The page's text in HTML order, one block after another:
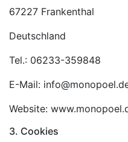
67227 Frankenthal
Deutschland
Tel.: 06233-359848
E-Mail:
Website:
3. Cookies